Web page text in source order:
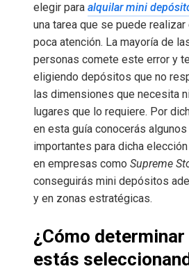
elegir para alquilar mini
una tarea que se puede realizar
poca atención. La mayoría de
personas comete este error y
eligiendo depósitos que no
las dimensiones que necesita
lugares que lo requiere. Por
en esta guía conocerás
importantes para dicha
en empresas como Supreme
conseguirás mini depósitos
y en zonas estratégicas.
¿Cómo determinar
estás